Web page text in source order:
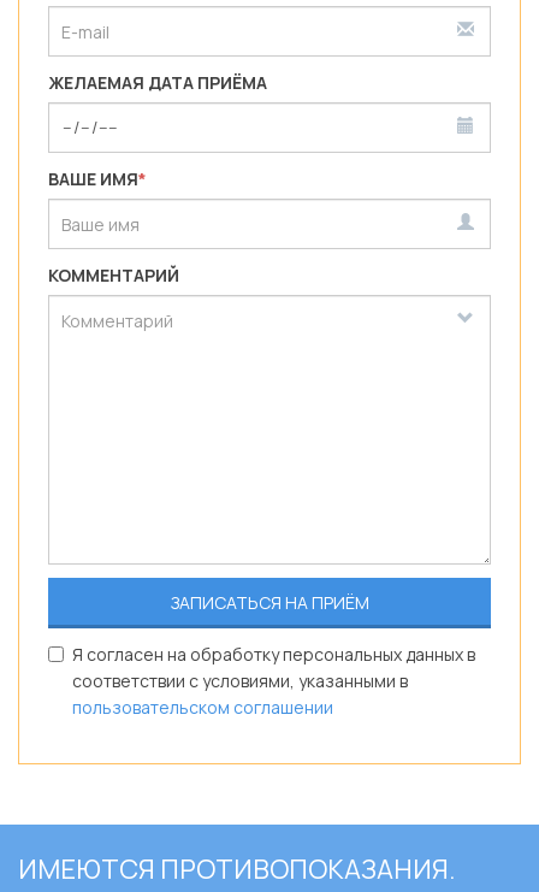
ЖЕЛАЕМАЯ ДАТА ПРИЁМА
ВАШЕ ИМЯ*
КОММЕНТАРИЙ
Я согласен на обработку персональных данных в
соответствии с условиями, указанными в
пользовательском соглашении
ИМЕЮТСЯ ПРОТИВОПОКАЗАНИЯ.